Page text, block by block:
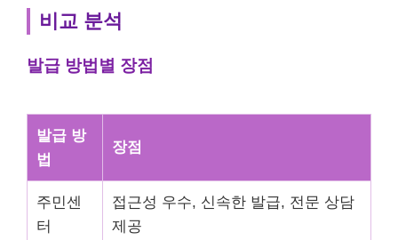
비교 분석
발급 방법별 장점
발급 방
법
장점
주민센
터
접근성 우수, 신속한 발급, 전문 상담
제공